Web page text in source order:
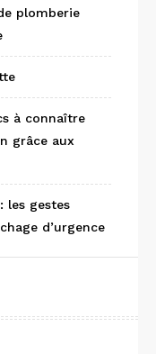
plomberie
à connaître
grâce aux
les gestes
d’urgence